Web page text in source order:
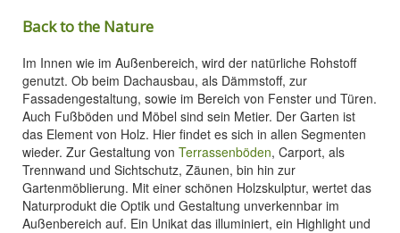
Back to the Nature
Im Innen wie im Außenbereich, wird der natürliche Rohstoff
genutzt. Ob beim Dachausbau, als Dämmstoff, zur
Fassadengestaltung, sowie im Bereich von Fenster und Türen.
Auch Fußböden und Möbel sind sein Metier. Der Garten ist
das Element von Holz. Hier findet es sich in allen Segmenten
wieder. Zur Gestaltung von Terrassenböden, Carport, als
Trennwand und Sichtschutz, Zäunen, bin hin zur
Gartenmöblierung. Mit einer schönen Holzskulptur, wertet das
Naturprodukt die Optik und Gestaltung unverkennbar im
Außenbereich auf. Ein Unikat das illuminiert, ein Highlight und